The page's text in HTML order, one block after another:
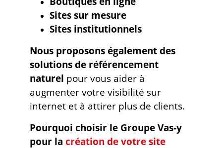
Sites sur mesure
Sites institutionnels
Nous proposons également des
solutions de référencement
naturel pour vous aider à
augmenter votre visibilité sur
internet et à attirer plus de clients.
Pourquoi choisir le Groupe Vas-y
pour la création de votre site